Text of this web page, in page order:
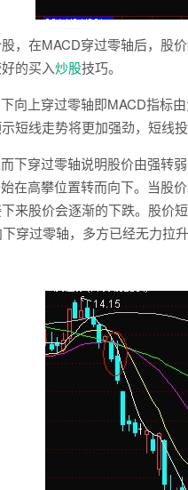
在MACD穿过零轴后，股价
的买入炒股技巧。
上穿过零轴即MACD指标由
短线走势将更加强劲，短线
穿过零轴说明股价由强转弱
在高攀位置转而向下。当股
来股价会逐渐的下跌。股价
穿过零轴，多方已经无力拉